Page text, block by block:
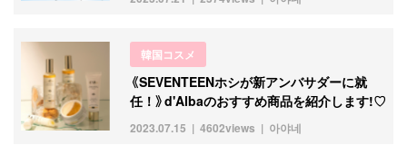
韓国コスメ
2023.07.15 아야네
4602views
《SEVENTEENホシが新アンバサダーに就
任！》d'Albaのおすすめ商品を紹介します!♡